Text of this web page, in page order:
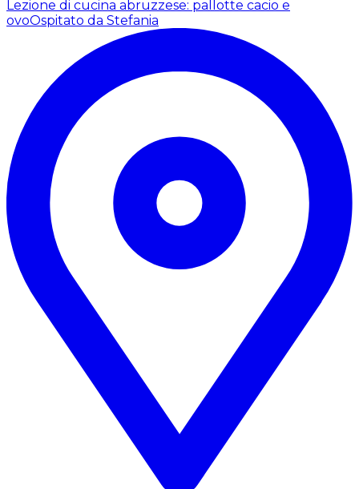
Lezione di cucina abruzzese: pallotte cacio e
ovoOspitato da Stefania